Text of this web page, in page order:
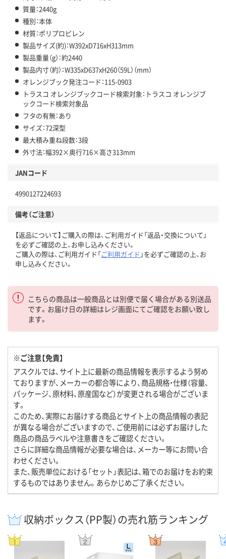
質量：2440g
種別：本体
材質：ポリプロピレン
製品サイズ(約)：W392xD716xH313mm
製品重量（g）：約2440
製品内寸（約）：W335xD637xH260（59L）（mm）
オレンジブック発注コード：115-0903
トラスコ オレンジブックコード検索対象：トラスコ オレンジブ
ックコード検索対象品
フタの有無：あり
サイズ：72深型
最大積み重ね段数：3段
外寸法：幅392×奥行716×高さ313mm
JANコード
4990127224693
備考（ご注意）
【返品について】ご購入の際は、ご利用ガイド「返品・交換について」
を必ずご確認の上、お申し込みください。
ご購入の際は、ご利用ガイド「ご利用ガイド 」を必ずご確認の上、お
申し込みください。
こちらの商品は一般商品とは別便で届く場合がある別送品
です。お届け日の詳細はレジ画面にてご確認をお願い致し
ます。
※ご注意【免責】
アスクルでは、サイト上に最新の商品情報を表示するよう努め
ておりますが、メーカーの都合等により、商品規格・仕様（容量、
パッケージ、原材料、原産国など）が変更される場合がございま
す。
このため、実際にお届けする商品とサイト上の商品情報の表記
が異なる場合がございますので、ご使用前には必ずお届けした
商品の商品ラベルや注意書きをご確認ください。
さらに詳細な商品情報が必要な場合は、メーカー等にお問い合
わせください。
また、販売単位における「セット」表記は、箱でのお届けをお約束
するものではありません。あらかじめご了承ください。
収納ボックス（PP製）の売れ筋ランキング